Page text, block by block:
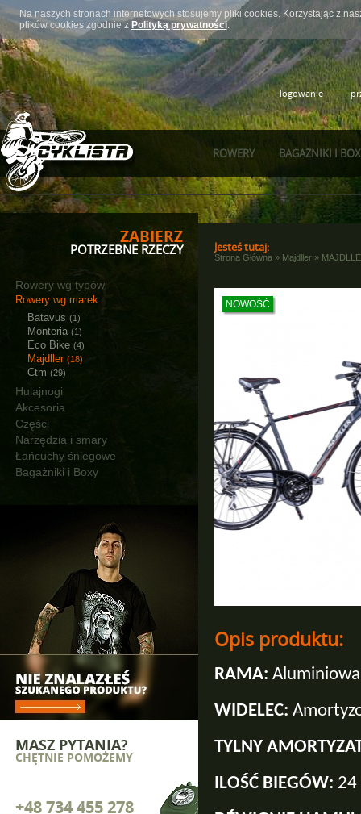
Na naszych stronach internetowych stosujemy pliki cookies. Korzystając z
plików cookies zgodnie zPolityką prywatności.
logowanie
BAGAŻNIKI I
ROWERY
ZABIERZ
POTRZEBNE RZECZY
Rowery wg typów
Rowery wg marek
Batavus (1)
Monteria (1)
Eco Bike (4)
Majdller (18)
Ctm (29)
Hulajnogi
Akcesoria
Części
Narzędzia i smary
Łańcuchy śniegowe
Bagażniki i Boxy
MASZ PYTANIA?
CHĘTNIE POMOŻEMY
+48 734 455 278
Jesteś tutaj:
Strona Główna » Majdller »
NOWOŚĆ
Opis produktu:
RAMA:
WIDELEC:
TYLNY
ILOŚĆ BIEGÓW: 24